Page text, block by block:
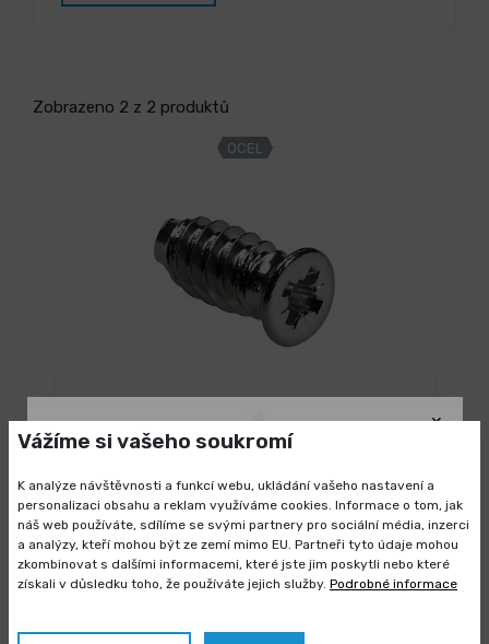
Zobrazeno 2 z 2 produktů
OCEL
Eurovruty
0,412 Kč s DPH
Vybrat variantu
OCEL
Vážíme si vašeho soukromí
K analýze návštěvnosti a funkcí webu, ukládání vašeho nastavení a
personalizaci obsahu a reklam využíváme cookies. Informace o tom, jak
náš web používáte, sdílíme se svými partnery pro sociální média, inzerci
a analýzy, kteří mohou být ze zemí mimo EU. Partneři tyto údaje mohou
zkombinovat s dalšími informacemi, které jste jim poskytli nebo které
získali v důsledku toho, že používáte jejich služby. Podrobné informace
Výprodej skladových zásob
Vybrané produkty nyní pořídíte za